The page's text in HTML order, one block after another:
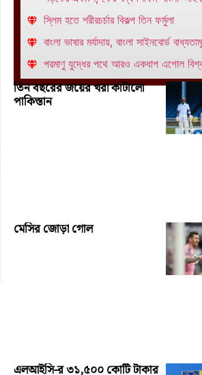
স্লিম হতে শরীরচর্চার বিকল্প তিন ফর্মুলা
বাংলা ভাষার মর্যাদায়, বাংলা সাইনবোর্ড
পরমাণু যুদ্ধের পথে আরও একধাপ এগোল
তিন বছরের জয়ের খরা কাটালো
পাকিস্তান
মেসির জোড়া গোল
এলআইসি-র ৩১,৫০০ কোটি টাকার